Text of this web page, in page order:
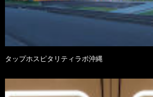
タップホスピタリティラボ沖縄